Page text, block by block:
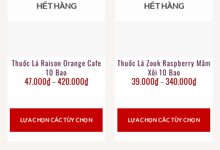
HẾT HÀNG
Thuốc Lá Raison Orange Cafe
10 Bao
47.000₫ – 420.000₫
LỰA CHỌN CÁC TÙY CHỌN
HẾT HÀNG
Thuốc Lá Zouk Raspberry Mâm
Xôi 10 Bao
39.000₫ – 340.000₫
LỰA CHỌN CÁC TÙY CHỌN